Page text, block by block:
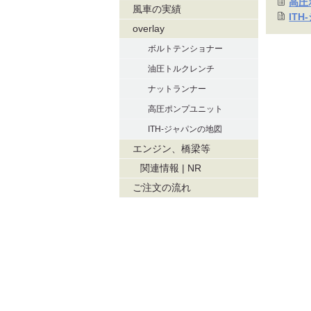
ITH-
風車の実績
overlay
ボルトテンショナー
油圧トルクレンチ
ナットランナー
高圧ポンプユニット
ITH-ジャパンの地図
エンジン、橋梁等
関連情報 | NR
ご注文の流れ